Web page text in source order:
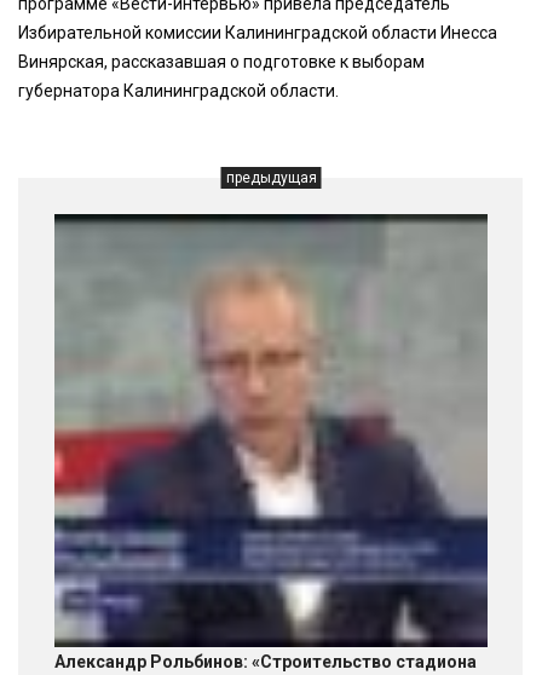
Избирательной комиссии Калининградской области Инесса
Винярская, рассказавшая о подготовке к выборам
губернатора Калининградской области.
предыдущая
Александр Рольбинов: «Строительство стадиона